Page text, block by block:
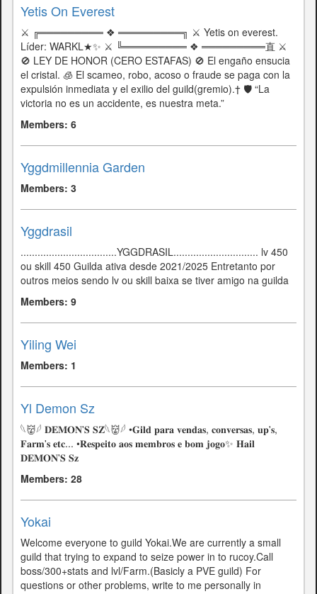
Yetis On Everest
⚔️ ╔═════════ ❖ ═════════╗ ⚔️ Yetis on everest.
Líder: WARKL★✨ ⚔️ ╚═════════ ❖ ═════════直 ⚔️
🚫 LEY DE HONOR (CERO ESTAFAS) 🚫 El engaño ensucia
el cristal. 🧊 El scameo, robo, acoso o fraude se paga con la
expulsión inmediata y el exilio del guild(gremio).† 🛡️ “La
victoria no es un accidente, es nuestra meta.”
Members: 6
Yggdmillennia Garden
Members: 3
Yggdrasil
..................................YGGDRASIL.............................. lv 450
ou skill 450 Guilda ativa desde 2021/2025 Entretanto por
outros meios sendo lv ou skill baixa se tiver amigo na guilda
Members: 9
Yiling Wei
Members: 1
Yl Demon Sz
𓆩👹𓆪 𝐃𝐄𝐌𝐎𝐍'𝐒 𝐒𝐙𓆩👹𓆪 •𝐆𝐢𝐥𝐝 𝐩𝐚𝐫𝐚 𝐯𝐞𝐧𝐝𝐚𝐬, 𝐜𝐨𝐧𝐯𝐞𝐫𝐬𝐚𝐬, 𝐮𝐩'𝐬,
𝐅𝐚𝐫𝐦'𝐬 𝐞𝐭𝐜... •𝐑𝐞𝐬𝐩𝐞𝐢𝐭𝐨 𝐚𝐨𝐬 𝐦𝐞𝐦𝐛𝐫𝐨𝐬 𝐞 𝐛𝐨𝐦 𝐣𝐨𝐠𝐨✨ 𝐇𝐚𝐢𝐥
𝐃𝐄𝐌𝐎𝐍'𝐒 𝐒𝐳
Members: 28
Yokai
Welcome everyone to guild Yokai.We are currently a small
guild that trying to expand to seize power in to rucoy.Call
boss/300+stats and lvl/Farm.(Basicly a PVE guild) For
questions or other problems, write to me personally in